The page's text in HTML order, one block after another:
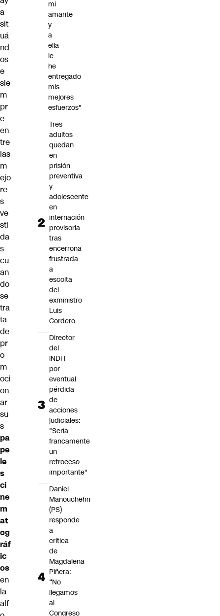
a
sit
uá
nd
os
e
sie
m
pr
e
en
tre
las
m
ejo
re
s
ve
sti
da
s
cu
an
do
se
tra
ta
de
pr
o
m
oci
on
ar
su
s
pa
pe
le
s
ci
ne
m
at
og
ráf
ic
os
en
la
alf
mi
amante
y
a
ella
le
he
entregado
mis
mejores
esfuerzos"
Tres
adultos
quedan
en
prisión
preventiva
y
adolescente
en
internación
provisoria
tras
encerrona
frustrada
a
escolta
del
exministro
Luis
Cordero
Director
del
INDH
por
eventual
pérdida
de
acciones
judiciales:
"Sería
francamente
un
retroceso
importante"
Daniel
Manouchehri
(PS)
responde
a
crítica
de
Magdalena
Piñera:
“No
llegamos
al
Congreso